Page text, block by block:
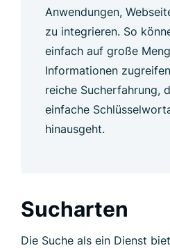
Anwendungen,
zu integrieren. So
einfach auf große
Informationen
reiche Sucherfahrung,
einfache
hinausgeht.
Sucharten
Die Suche als ein Dienst